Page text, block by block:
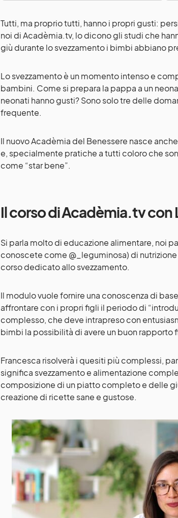
Tutti, ma proprio tutti, hanno i propri gusti:
noi diAcadèmia.tv, lo dicono gli studi che
giù durante lo svezzamento i bimbi abbiano
Lo svezzamento è un momento intenso e
bambini. Come si prepara la pappa a un
neonati hanno gusti? Sono solo tre delle
frequente.
Il nuovoAcadèmia del Benessere nasce
e, specialmente pratiche a tutti coloro che
come “star bene”.
Il corso di Acadèmia.tv con
Si parla molto di educazione alimentare, noi
conoscete come @_leguminosa) di
corso dedicato allo svezzamento.
Il modulo vuole fornire una conoscenza di
affrontare con i propri figli il periodo di
complesso, che deve intrapreso con
bimbi la possibilità di avere un buon rapporto
Francesca risolverà i quesiti più complessi,
significa svezzamento e alimentazione
composizione di un piatto completo e delle
creazione di ricette sane e gustose.